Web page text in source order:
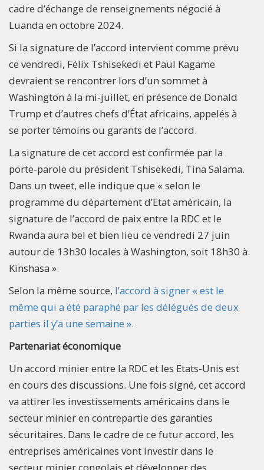
cadre d’échange de renseignements négocié à
Luanda en octobre 2024.
Si la signature de l’accord intervient comme prévu
ce vendredi, Félix Tshisekedi et Paul Kagame
devraient se rencontrer lors d’un sommet à
Washington à la mi-juillet, en présence de Donald
Trump et d’autres chefs d’État africains, appelés à
se porter témoins ou garants de l’accord.
La signature de cet accord est confirmée par la
porte-parole du président Tshisekedi, Tina Salama.
Dans un tweet, elle indique que « selon le
programme du département d’Etat américain, la
signature de l’accord de paix entre la RDC et le
Rwanda aura bel et bien lieu ce vendredi 27 juin
autour de 13h30 locales à Washington, soit 18h30 à
Kinshasa ».
Selon la même source, l’accord à signer « est le
même qui a été paraphé par les délégués de deux
parties il y’a une semaine ».
Partenariat économique
Un accord minier entre la RDC et les Etats-Unis est
en cours des discussions. Une fois signé, cet accord
va attirer les investissements américains dans le
secteur minier en contrepartie des garanties
sécuritaires. Dans le cadre de ce futur accord, les
entreprises américaines vont investir dans le